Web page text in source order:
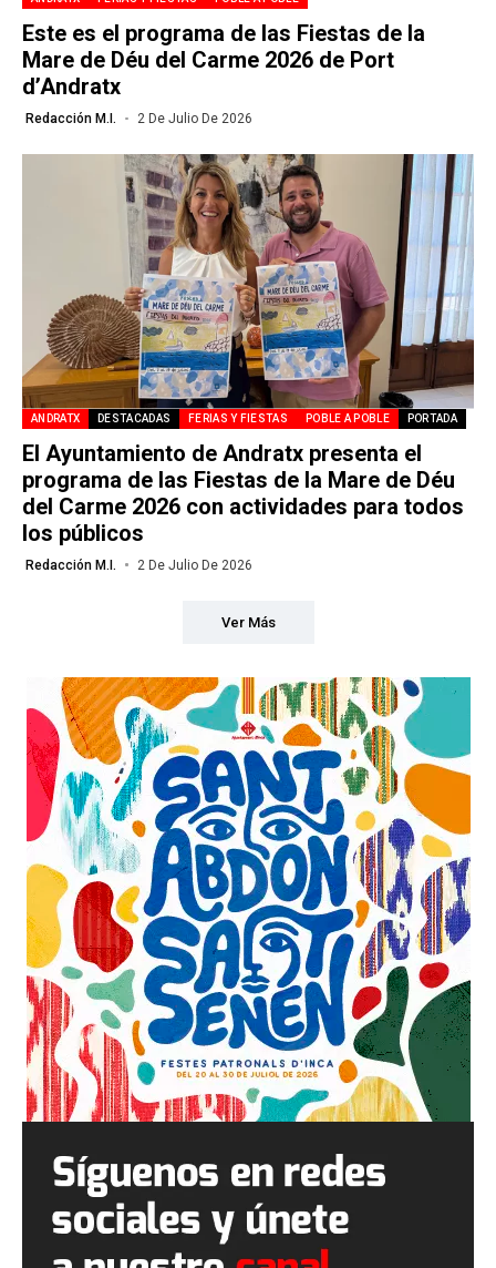
Este es el programa de las Fiestas de la
Mare de Déu del Carme 2026 de Port
d’Andratx
Redacción M.I. 2 De Julio De 2026
ANDRATX DESTACADAS FERIAS Y FIESTAS POBLE A POBLE PORTADA
El Ayuntamiento de Andratx presenta el
programa de las Fiestas de la Mare de Déu
del Carme 2026 con actividades para todos
los públicos
Redacción M.I. 2 De Julio De 2026
Ver Más